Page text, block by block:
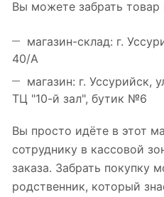
Вы можете забрать товар
магазин-склад: г.
40/А
магазин: г. Уссурийск,
ТЦ "10-й зал", бутик №6
Вы просто идёте в этот
сотруднику в кассовой
заказа. Забрать покупку
родственник, который